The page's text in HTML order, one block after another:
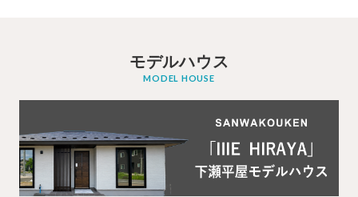
モデルハウス
MODEL HOUSE